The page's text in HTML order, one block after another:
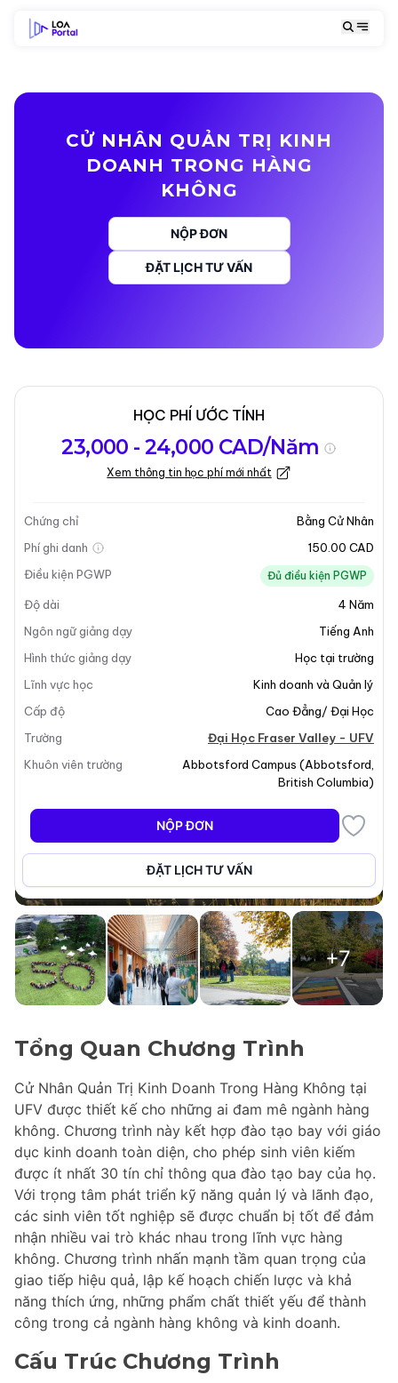
CỬ NHÂN QUẢN TRỊ KINH
DOANH TRONG HÀNG
KHÔNG
NỘP ĐƠN
ĐẶT LỊCH TƯ VẤN
chương trình
Học
Kỳ nhập học
Cập nhật lần cuối vào 09-12-2025
Tổng quan về chương trình
+7
Tổng Quan Chương Trình
Cử Nhân Quản Trị Kinh Doanh Trong Hàng Không tại
UFV được thiết kế cho những ai đam mê ngành hàng
không. Chương trình này kết hợp đào tạo bay với giáo
dục kinh doanh toàn diện, cho phép sinh viên kiếm
được ít nhất 30 tín chỉ thông qua đào tạo bay của họ.
Với trọng tâm phát triển kỹ năng quản lý và lãnh đạo,
các sinh viên tốt nghiệp sẽ được chuẩn bị tốt để đảm
nhận nhiều vai trò khác nhau trong lĩnh vực hàng
không. Chương trình nhấn mạnh tầm quan trọng của
giao tiếp hiệu quả, lập kế hoạch chiến lược và khả
năng thích ứng, những phẩm chất thiết yếu để thành
công trong cả ngành hàng không và kinh doanh.
Cấu Trúc Chương Trình
HỌC PHÍ ƯỚC TÍNH
23,000 - 24,000 CAD/Năm
Xem thông tin học phí mới nhất
Chứng chỉ
Bằng Cử Nhân
Phí ghi danh
150.00 CAD
Điều kiện PGWP
Đủ điều kiện PGWP
Độ dài 4 Năm
Ngôn ngữ giảng dạy
Tiếng Anh
Hình thức giảng dạy
Học tại trường
Lĩnh vực học
Kinh doanh và Quản lý
Cấp độ
Cao Đẳng/ Đại Học
Trường
Đại Học Fraser Valley - UFV
Khuôn viên trường
Abbotsford Campus (Abbotsford
British Columbia)
NỘP ĐƠN
ĐẶT LỊCH TƯ VẤN